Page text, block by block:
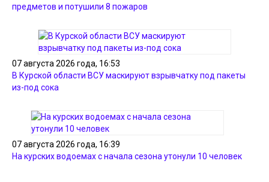
предметов и потушили 8 пожаров
07 августа 2026 года, 16:53
В Курской области ВСУ маскируют взрывчатку под пакеты
из-под сока
07 августа 2026 года, 16:39
На курских водоемах с начала сезона утонули 10 человек